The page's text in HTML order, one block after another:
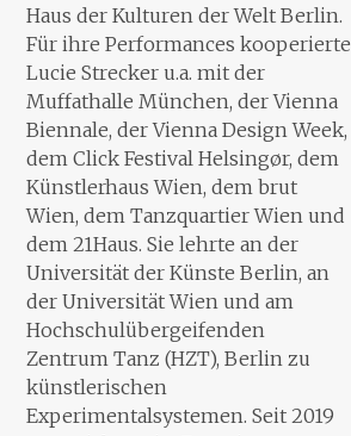
Haus der Kulturen der Welt Berlin.
Für ihre Performances kooperierte
Lucie Strecker u.a. mit der
Muffathalle München, der Vienna
Biennale, der Vienna Design Week,
dem Click Festival Helsingør, dem
Künstlerhaus Wien, dem brut
Wien, dem Tanzquartier Wien und
dem 21Haus. Sie lehrte an der
Universität der Künste Berlin, an
der Universität Wien und am
Hochschulübergeifenden
Zentrum Tanz (HZT), Berlin zu
künstlerischen
Experimentalsystemen. Seit 2019